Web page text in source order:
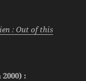
: Out of this
2000) :